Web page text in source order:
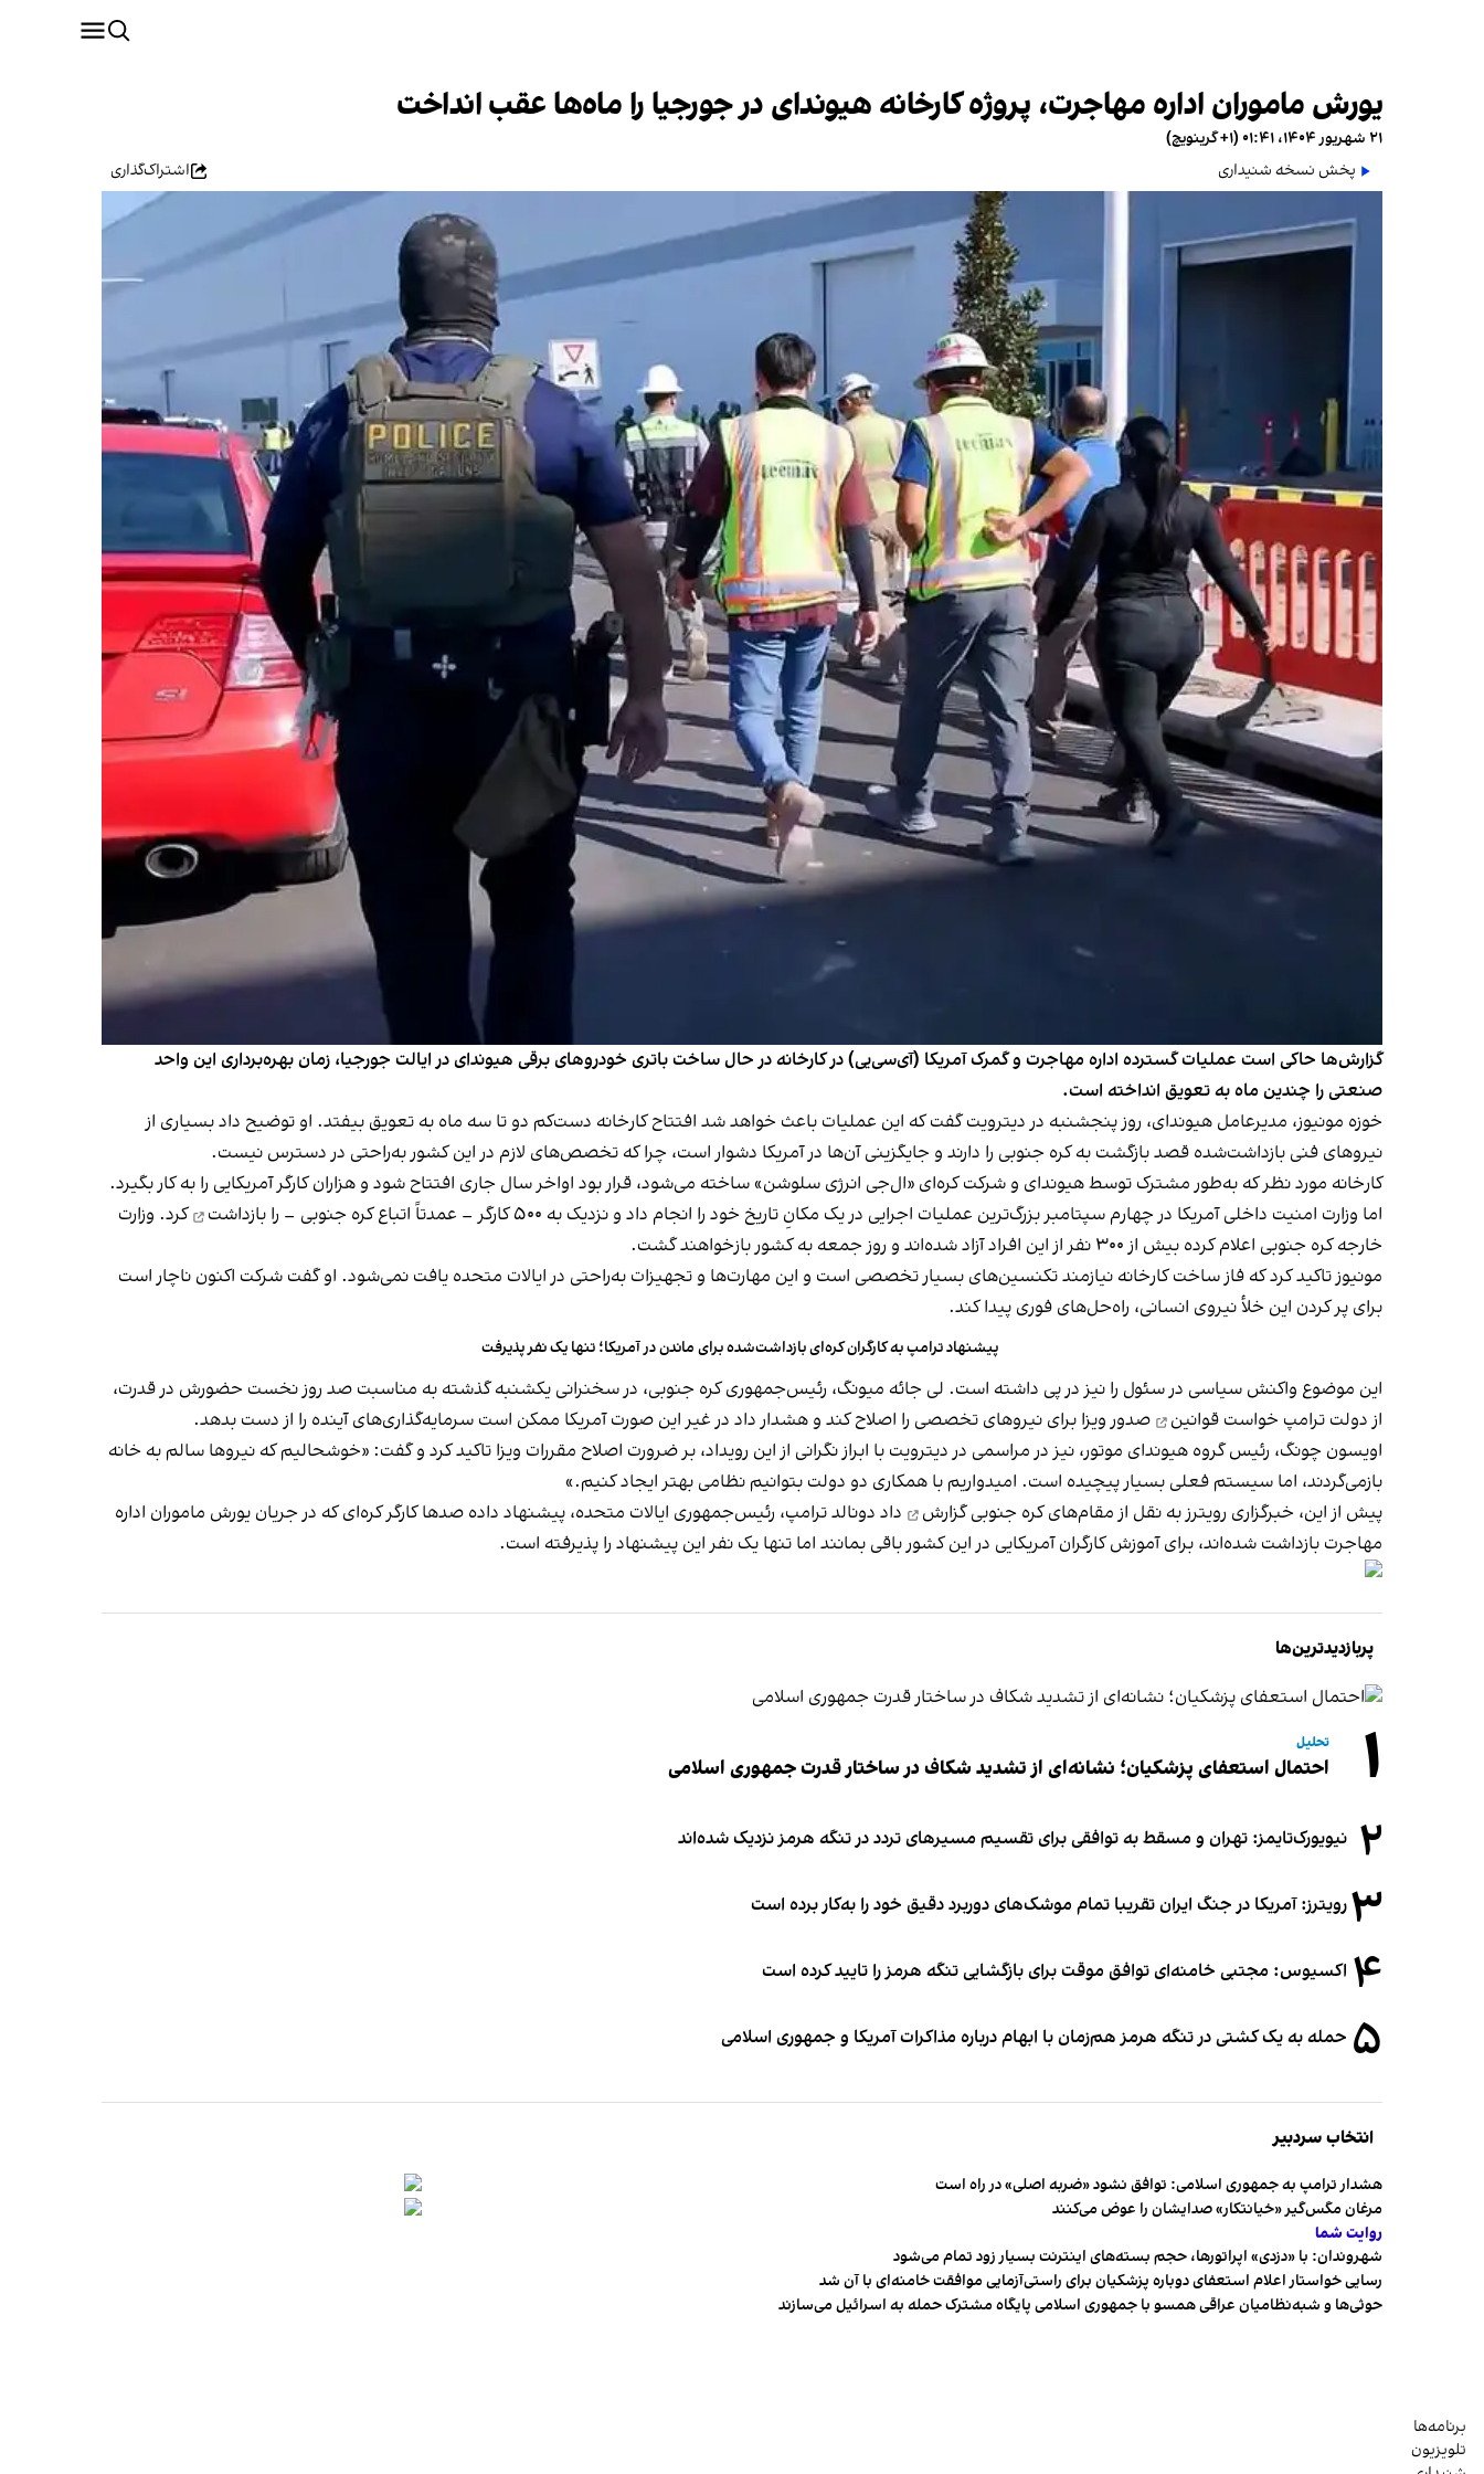
یورش ماموران اداره مهاجرت، پروژه کارخانه هیوندای در جورجیا را ماه‌ها عقب انداخت
۲۱ شهریور ۱۴۰۴، ۰۱:۴۱ (‎+۱ گرینویچ)
پخش نسخه شنیداری
اشتراک‌گذاری
گزارش‌ها حاکی است عملیات گسترده اداره مهاجرت و گمرک آمریکا (آی‌سی‌یی) در کارخانه در حال ساخت باتری خودروهای برقی هیوندای در ایالت جورجیا، زمان بهره‌برداری این واحد
صنعتی را چندین ماه به تعویق انداخته است.
خوزه مونیوز، مدیرعامل هیوندای، روز پنجشنبه در دیترویت گفت که این عملیات باعث خواهد شد افتتاح کارخانه دست‌کم دو تا سه ماه به تعویق بیفتد. او توضیح داد بسیاری از
نیروهای فنی بازداشت‌شده قصد بازگشت به کره جنوبی را دارند و جایگزینی آن‌ها در آمریکا دشوار است، چرا که تخصص‌های لازم در این کشور به‌راحتی در دسترس نیست.
کارخانه مورد نظر که به‌طور مشترک توسط هیوندای و شرکت کره‌ای «ال‌جی انرژی سلوشن» ساخته می‌شود، قرار بود اواخر سال جاری افتتاح شود و هزاران کارگر آمریکایی را به کار بگیرد.
اما وزارت امنیت داخلی آمریکا در چهارم سپتامبر بزرگ‌ترین عملیات اجرایی در یک مکانِ تاریخ خود را انجام داد و نزدیک به ۵۰۰ کارگر – عمدتاً اتباع کره جنوبی – را
بازداشت
کرد. وزارت
خارجه کره جنوبی اعلام کرده بیش از ۳۰۰ نفر از این افراد آزاد شده‌اند و روز جمعه به کشور بازخواهند گشت.
مونیوز تاکید کرد که فاز ساخت کارخانه نیازمند تکنسین‌های بسیار تخصصی است و این مهارت‌ها و تجهیزات به‌راحتی در ایالات متحده یافت نمی‌شود. او گفت شرکت اکنون ناچار است
برای پر کردن این خلأ نیروی انسانی، راه‌حل‌های فوری پیدا کند.
پیشنهاد ترامپ به کارگران کره‌ای بازداشت‌شده برای ماندن در آمریکا؛ تنها یک نفر پذیرفت
این موضوع واکنش سیاسی در سئول را نیز در پی داشته است. لی جائه میونگ، رئیس‌جمهوری کره جنوبی، در سخنرانی یکشنبه گذشته به مناسبت صد روز نخست حضورش در قدرت،
از دولت ترامپ خواست قوانین
صدور ویزا برای نیروهای تخصصی را اصلاح کند و هشدار داد در غیر این صورت آمریکا ممکن است سرمایه‌گذاری‌های آینده را از دست بدهد.
اویسون چونگ، رئیس گروه هیوندای موتور، نیز در مراسمی در دیترویت با ابراز نگرانی از این رویداد، بر ضرورت اصلاح مقررات ویزا تاکید کرد و گفت: «خوشحالیم که نیروها سالم به خانه
بازمی‌گردند، اما سیستم فعلی بسیار پیچیده است. امیدواریم با همکاری دو دولت بتوانیم نظامی بهتر ایجاد کنیم.»
پیش از این، خبرگزاری رویترز به نقل از مقام‌های کره جنوبیگزارش
داد دونالد ترامپ، رئیس‌جمهوری ایالات متحده، پیشنهاد داده صدها کارگر کره‌ای که در جریان یورش ماموران اداره
مهاجرت بازداشت شده‌اند، برای آموزش کارگران آمریکایی در این کشور باقی بمانند اما تنها یک نفر این پیشنهاد را پذیرفته است.
پربازدیدترین‌ها
۱ تحلیل
احتمال استعفای پزشکیان؛ نشانه‌ای از تشدید شکاف در ساختار قدرت جمهوری اسلامی
۲ نیویورک‌تایمز: تهران و مسقط به توافقی برای تقسیم مسیرهای تردد در تنگه هرمز نزدیک شده‌اند
۳رویترز: آمریکا در جنگ ایران تقریبا تمام موشک‌های دوربرد دقیق خود را به‌کار برده است
۴ اکسیوس: مجتبی خامنه‌ای توافق موقت برای بازگشایی تنگه هرمز را تایید کرده است
۵ حمله به یک کشتی در تنگه هرمز هم‌زمان با ابهام درباره مذاکرات آمریکا و جمهوری اسلامی
انتخاب سردبیر
هشدار ترامپ به جمهوری اسلامی: توافق نشود «ضربه اصلی» در راه است
مرغان مگس‌گیر «خیانتکار» صدایشان را عوض می‌کنند
روایت شما
شهروندان:‌ با «دزدی» اپراتورها، حجم بسته‌های اینترنت بسیار زود تمام می‌شود
رسایی خواستار اعلام استعفای دوباره پزشکیان برای راستی‌آزمایی موافقت خامنه‌ای با آن شد
حوثی‌ها و شبه‌نظامیان عراقی همسو با جمهوری اسلامی پایگاه مشترک حمله به اسرائیل می‌سازند
برنامه‌ها
تلویزیون